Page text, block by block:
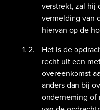
verstrekt, zal hij
vermelding van
hiervan op de
Het is de
recht uit een
overeenkomst
anders dan bij
onderneming of